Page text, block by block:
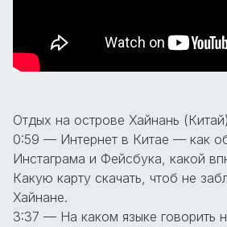
Отдых на острове Хайнань
0:59 — Интернет в Китае — как
Инстаграма и Фейсбука, какой
Какую карту скачать, чтоб не
Хайнане.
3:37 — На каком языке говорить